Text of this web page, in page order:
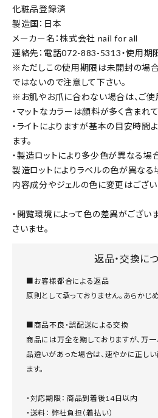
化粧品登録済
製造国：日本
メーカー名：株式会社 nail for all
連絡先：電話072-883-5313・使用期
※ただしこの使用期限は未開封の場
ではないので注意して下さい。
※お肌やお爪に合わない場合は、ご使
・マットなカラーは顔料が多く含まれて
・ライトによりますが基本の目安時間
ます。
・製造ロットにより多少色が異なる場
製造ロットによりラベルの色が異なる
内容成分やジェルの色に変更はござい
・閲覧環境によって色の差異がござい
さいませ。
返品・交換に
■お客様都合による返品
原則として承っておりません。あらかじ
■商品不良・誤配送による交換
商品には万全を期しておりますが、万
品違いがあった場合は、速やかに正し
ます。
・対応期限： 商品到着後14日以内
・送料： 弊社負担（着払い）